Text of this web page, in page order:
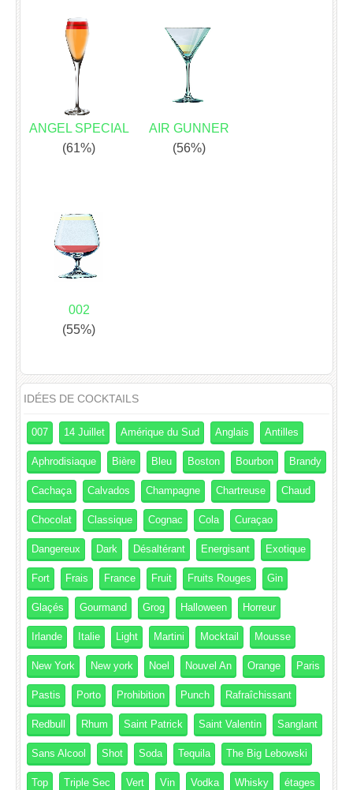
ANGEL SPECIAL
(61%)
AIR GUNNER
(56%)
002
(55%)
IDÉES DE COCKTAILS
007 14 Juillet Amérique du Sud Anglais Antilles
Aphrodisiaque Bière Bleu Boston Bourbon Brandy
Cachaça Calvados Champagne Chartreuse Chaud
Chocolat Classique Cognac Cola Curaçao
Dangereux Dark Désaltérant Energisant Exotique
Fort Frais France Fruit Fruits Rouges Gin
Glaçés Gourmand Grog Halloween Horreur
Irlande Italie Light Martini Mocktail Mousse
New York New york Noel Nouvel An Orange Paris
Pastis Porto Prohibition Punch Rafraîchissant
Redbull Rhum Saint Patrick Saint Valentin Sanglant
Sans Alcool Shot Soda Tequila The Big Lebowski
Top Triple Sec Vert Vin Vodka Whisky étages